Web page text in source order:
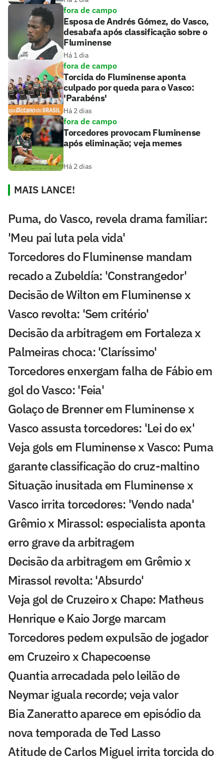
fora de campo
Esposa de Andrés Gómez, do Vasco,
desabafa após classificação sobre o
Fluminense
Há 1 dia
fora de campo
Torcida do Fluminense aponta
culpado por queda para o Vasco:
'Parabéns'
Há 2 dias
fora de campo
Torcedores provocam Fluminense
após eliminação; veja memes
Há 2 dias
MAIS LANCE!
Puma, do Vasco, revela drama familiar:
'Meu pai luta pela vida'
Torcedores do Fluminense mandam
recado a Zubeldía: 'Constrangedor'
Decisão de Wilton em Fluminense x
Vasco revolta: 'Sem critério'
Decisão da arbitragem em Fortaleza x
Palmeiras choca: 'Claríssimo'
Torcedores enxergam falha de Fábio em
gol do Vasco: 'Feia'
Golaço de Brenner em Fluminense x
Vasco assusta torcedores: 'Lei do ex'
Veja gols em Fluminense x Vasco: Puma
garante classificação do cruz-maltino
Situação inusitada em Fluminense x
Vasco irrita torcedores: 'Vendo nada'
Grêmio x Mirassol: especialista aponta
erro grave da arbitragem
Decisão da arbitragem em Grêmio x
Mirassol revolta: 'Absurdo'
Veja gol de Cruzeiro x Chape: Matheus
Henrique e Kaio Jorge marcam
Torcedores pedem expulsão de jogador
em Cruzeiro x Chapecoense
Quantia arrecadada pelo leilão de
Neymar iguala recorde; veja valor
Bia Zaneratto aparece em episódio da
nova temporada de Ted Lasso
Atitude de Carlos Miguel irrita torcida do